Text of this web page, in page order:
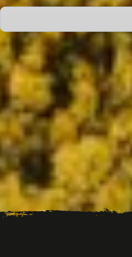
Affichage Carte
Affichage Liste
Visite guidée du
Catelan
ILLIERS-COMBRAY
Venez faire un tour "Du côté
sur les pas de Marcel Proust
jardin du Pré Catelan....